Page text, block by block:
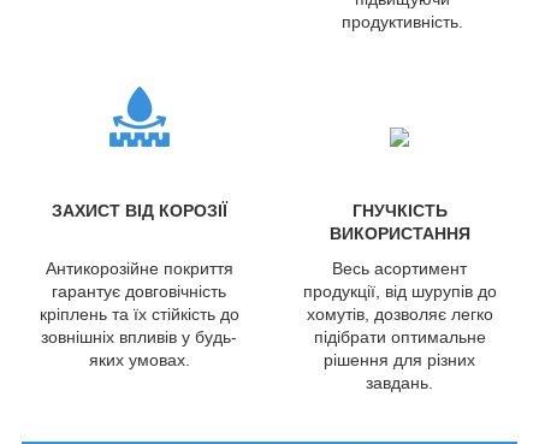
продуктивність.
ЗАХИСТ ВІД КОРОЗІЇ
ГНУЧКІСТЬ
ВИКОРИСТАННЯ
Антикорозійне покриття
гарантує довговічність
кріплень та їх стійкість до
зовнішніх впливів у будь-
яких умовах.
Весь асортимент
продукції, від шурупів до
хомутів, дозволяє легко
підібрати оптимальне
рішення для різних
завдань.